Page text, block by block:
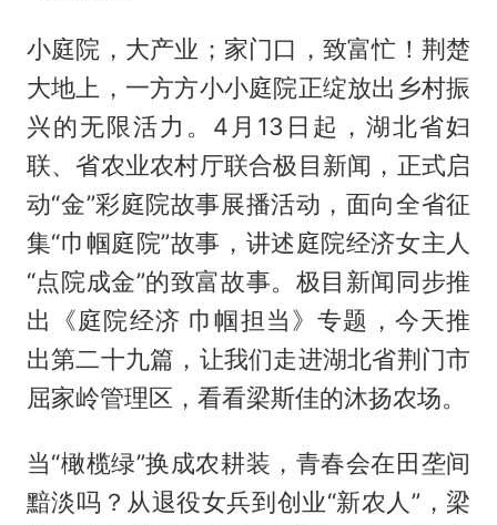
小庭院，大产业；家门口，致富忙！荆楚
大地上，一方方小小庭院正绽放出乡村振
兴的无限活力。4月13日起，湖北省妇
联、省农业农村厅联合极目新闻，正式启
动“金”彩庭院故事展播活动，面向全省征
集“巾帼庭院”故事，讲述庭院经济女主人
“点院成金”的致富故事。极目新闻同步推
出《庭院经济 巾帼担当》专题，今天推
出第二十九篇，让我们走进湖北省荆门市
屈家岭管理区，看看梁斯佳的沐扬农场。
当“橄榄绿”换成农耕装，青春会在田垄间
黯淡吗？从退役女兵到创业“新农人”，梁